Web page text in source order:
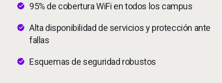
95% de cobertura WiFi en todos los campus
Alta disponibilidad de servicios y protección ante
fallas
Esquemas de seguridad robustos